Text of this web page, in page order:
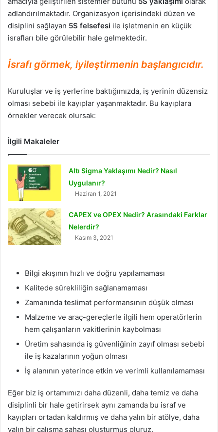
adlandırılmaktadır. Organizasyon içerisindeki düzen ve
disiplini sağlayan 5S felsefesi ile işletmenin en küçük
israfları bile görülebilir hale gelmektedir.
İsrafı görmek, iyileştirmenin başlangıcıdır.
Kuruluşlar ve iş yerlerine baktığımızda, iş yerinin düzensiz
olması sebebi ile kayıplar yaşanmaktadır. Bu kayıplara
örnekler verecek olursak:
İlgili Makaleler
Altı Sigma Yaklaşımı Nedir? Nasıl
Uygulanır?
Haziran 1, 2021
CAPEX ve OPEX Nedir? Arasındaki Farklar
Nelerdir?
Kasım 3, 2021
Bilgi akışının hızlı ve doğru yapılamaması
Kalitede sürekliliğin sağlanamaması
Zamanında teslimat performansının düşük olması
Malzeme ve araç-gereçlerle ilgili hem operatörlerin
hem çalışanların vakitlerinin kaybolması
Üretim sahasında iş güvenliğinin zayıf olması sebebi
ile iş kazalarının yoğun olması
İş alanının yeterince etkin ve verimli kullanılamaması
Eğer biz iş ortamımızı daha düzenli, daha temiz ve daha
disiplinli bir hale getirirsek aynı zamanda bu israf ve
kayıpları ortadan kaldırmış ve daha yalın bir atölye, daha
yalın bir çalışma sahası oluşturmuş oluruz.